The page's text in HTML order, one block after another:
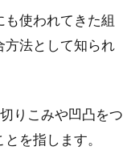
使われてきた組
方法として知られ
りこみや凹凸をつ
を指します。